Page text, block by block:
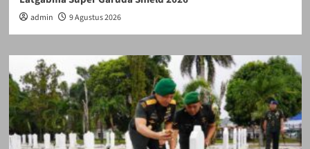
admin 9 Agustus 2026